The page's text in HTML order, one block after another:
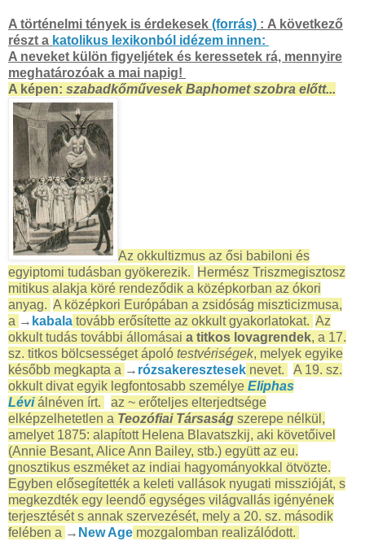
A történelmi tények is érdekesek (forrás) : A következő
részt a katolikus lexikonból idézem innen:
A neveket külön figyeljétek és keressetek rá, mennyire
meghatározóak a mai napig!
A képen: szabadkőművesek Baphomet szobra előtt...
Az okkultizmus az ősi babiloni és
egyiptomi tudásban gyökerezik.
Hermész Triszmegisztosz
mitikus alakja köré rendeződik a középkorban az ókori
anyag. A középkori Európában a zsidóság miszticizmusa,
a → kabala tovább erősítette az okkult gyakorlatokat. Az
okkult tudás további állomásai a titkos lovagrendek, a 17.
sz. titkos bölcsességet ápoló testvériségek, melyek egyike
később megkapta a → rózsakeresztesek nevet.
A 19. sz.
okkult divat egyik legfontosabb személye Eliphas
Léviálnéven írt.
az ~ erőteljes elterjedtsége
elképzelhetetlen a Teozófiai Társaság szerepe nélkül,
amelyet 1875: alapított Helena Blavatszkij, aki követőivel
(Annie Besant, Alice Ann Bailey, stb.) együtt az eu.
gnosztikus eszméket az indiai hagyományokkal ötvözte.
Egyben elősegítették a keleti vallások nyugati misszióját, s
megkezdték egy leendő egységes világvallás igényének
terjesztését s annak szervezését, mely a 20. sz. második
felében a → New Age mozgalomban realizálódott.